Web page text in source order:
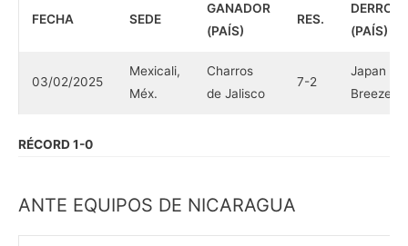
FECHA SEDE
GANADOR
(PAÍS)
RES.
(PAÍS)
03/02/2025
Mexicali,
Méx.
Charros
de Jalisco
7-2
Japan
Breeze
RÉCORD 1-0
ANTE EQUIPOS DE NICARAGUA